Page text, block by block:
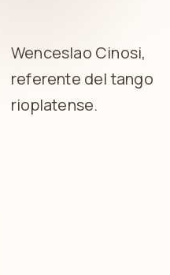
Wenceslao Cinosi,
referente del tango
rioplatense.